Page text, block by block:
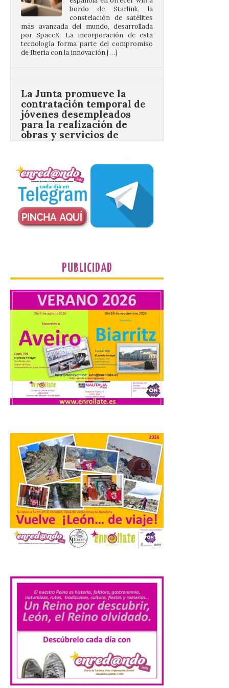
tecnología forma parte del compromiso
de Iberia con la innovación […]
La Junta promueve la
obras y servicios de
interés general y social
con más de 8,7 millones de
euros de inversión
6 Ago 2026
La Consejería de
Industria, Universidades,
Empleo y Comercio
destina 8,75 millones de
euros al programa JOVEL
2026, cofinanciado por el Fondo Social
Europeo Plus (FSE+), para favorecer la
En la Comarca de Liébana
tienes 6 rincones únicos
para ver el Eclipse de Sol
6 Ago 2026
Miradores naturales,
pueblos con alma y
paisajes de leyenda
convierten la Comarca de
Liébana en uno de los
Península Ibérica durante […]
León a la cabeza de la lista
del nuevo ranking de
Billionhands que revela
los diez destinos y locales
preferidos por los
consumidores para
tomarse una caña este
verano.
El nuevo ranking de
Billionhands revela los
diez destinos y locales
preferidos por los
consumidores para
tomarse una caña este verano, con León y
ocupa el noveno lugar. Los españoles
priorizan las […]
PUBLICIDAD